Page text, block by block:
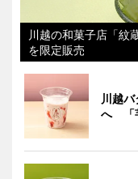
川越の和菓子店「紋
を限定販売
川越
へ 「